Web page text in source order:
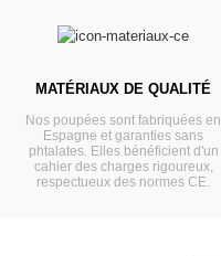
MATÉRIAUX DE QUALITÉ
Nos poupées sont fabriquées en
Espagne et garanties sans
phtalates. Elles bénéficient d'un
cahier des charges rigoureux,
respectueux des normes CE.